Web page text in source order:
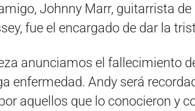
Johnny Marr, guitarrista
fue el encargado de dar la
anunciamos el fallecimiento
enfermedad. Andy será
aquellos que lo conocieron y